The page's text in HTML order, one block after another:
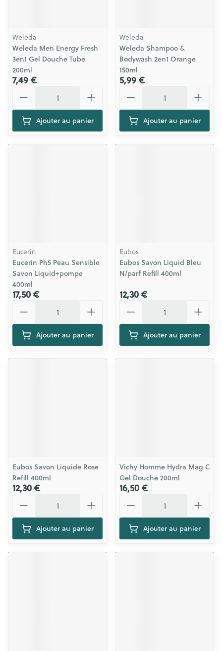
Weleda
Weleda Men Energy Fresh
3en1 Gel Douche Tube
200ml
7,49 €
Ajouter au panier
Weleda
Weleda Shampoo &
Bodywash 2en1 Orange
150ml
5,99 €
Ajouter au panier
Eucerin
Eucerin Ph5 Peau Sensible
Savon Liquid+pompe
400ml
17,50 €
Ajouter au panier
Eubos
Eubos Savon Liquid Bleu
N/parf Refill 400ml
12,30 €
Ajouter au panier
Eubos Savon Liquide Rose
Refill 400ml
12,30 €
Ajouter au panier
Vichy Homme Hydra Mag C
Gel Douche 200ml
16,50 €
Ajouter au panier